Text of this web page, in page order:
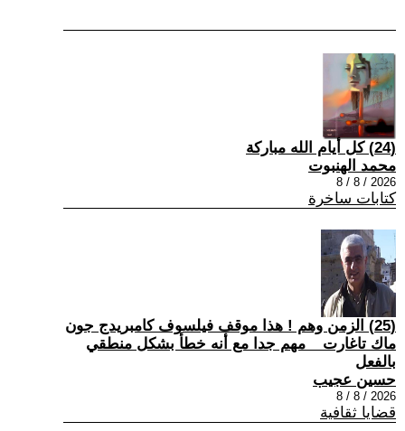
(24) كل أيام الله مباركة
محمد الهنبوت
2026 / 8 / 8
كتابات ساخرة
(25) الزمن وهم ! هذا موقف فيلسوف كامبريدج جون
ماك تاغارت _ مهم جدا مع أنه خطأ بشكل منطقي
بالفعل
حسين عجيب
2026 / 8 / 8
قضايا ثقافية